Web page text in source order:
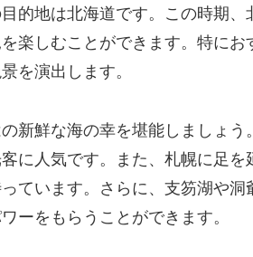
的地は北海道です。この時期
楽しむことができます。特にお
を演出します。
新鮮な海の幸を堪能しましょ
に人気です。また、札幌に足
ています。さらに、支笏湖や
ーをもらうことができます。